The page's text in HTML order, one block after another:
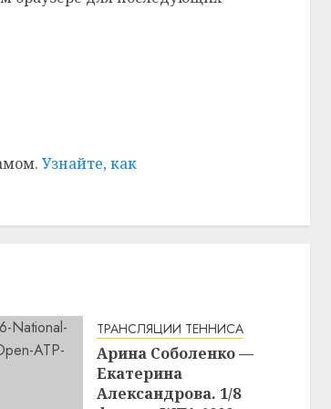
Узнайте, как
ТРАНСЛЯЦИИ ТЕННИСА
Арина Соболенко —
Екатерина
Александрова. 1/8